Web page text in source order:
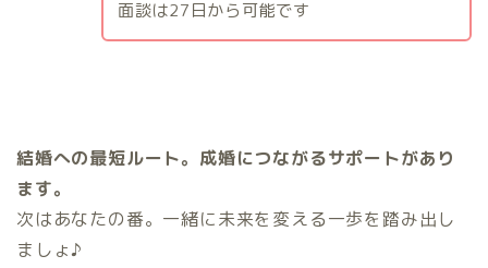
面談は27日から可能です
結婚への最短ルート。成婚につながるサポートがあり
ます。
次はあなたの番。一緒に未来を変える一歩を踏み出し
ましょ♪